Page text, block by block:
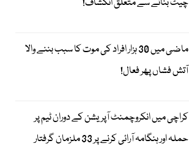
چیٹ بنانے سے متعلق انکشاف!
ماضی میں 30 ہزار افراد کی موت کا سبب بننے والا
آتش فشاں پھر فعال!
کراچی میں انکروچمنٹ آپریشن کے دوران ٹیم پر
حملہ اور ہنگامہ آرائی کرنے پر 33 ملزمان گرفتار